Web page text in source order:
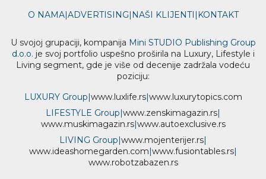
O NAMA|ADVERTISING| NAŠI KLIJENTI | KONTAKT
U svojoj grupaciji, kompanija Mini STUDIO Publishing Group
d.o.o. je svoj portfolio uspešno proširila na Luxury, Lifestyle i
Living segment, gde je više od decenije zadržala vodeću
poziciju:
LUXURY Group|www.luxlife.rs|www.luxurytopics.com
LIFESTYLE Group|www.zenskimagazin.rs|
www.muskimagazin.rs|www.autoexclusive.rs
LIVING Group|www.mojenterijer.rs|
www.ideashomegarden.com|www.fusiontables.rs|
www.robotzabazen.rs